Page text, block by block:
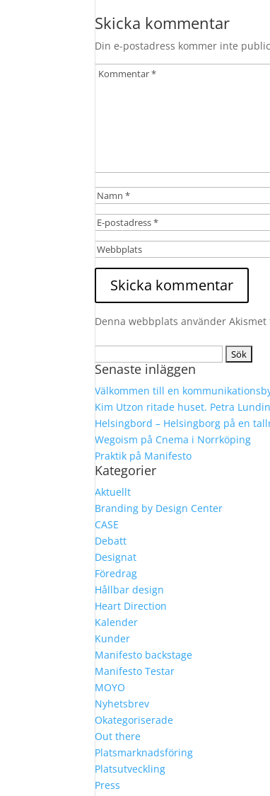
Skicka kommentar
Din e-postadress kommer inte
Denna webbplats använder
efter:
Senaste inläggen
Välkommen till en
Kim Utzon ritade huset. Petra
Helsingbord – Helsingborg på en
Wegoism på Cnema i Norrköping
Praktik på Manifesto
Kategorier
Aktuellt
Branding by Design Center
CASE
Debatt
Designat
Föredrag
Hållbar design
Heart Direction
Kalender
Kunder
Manifesto backstage
Manifesto Testar
MOYO
Nyhetsbrev
Okategoriserade
Out there
Platsmarknadsföring
Platsutveckling
Press